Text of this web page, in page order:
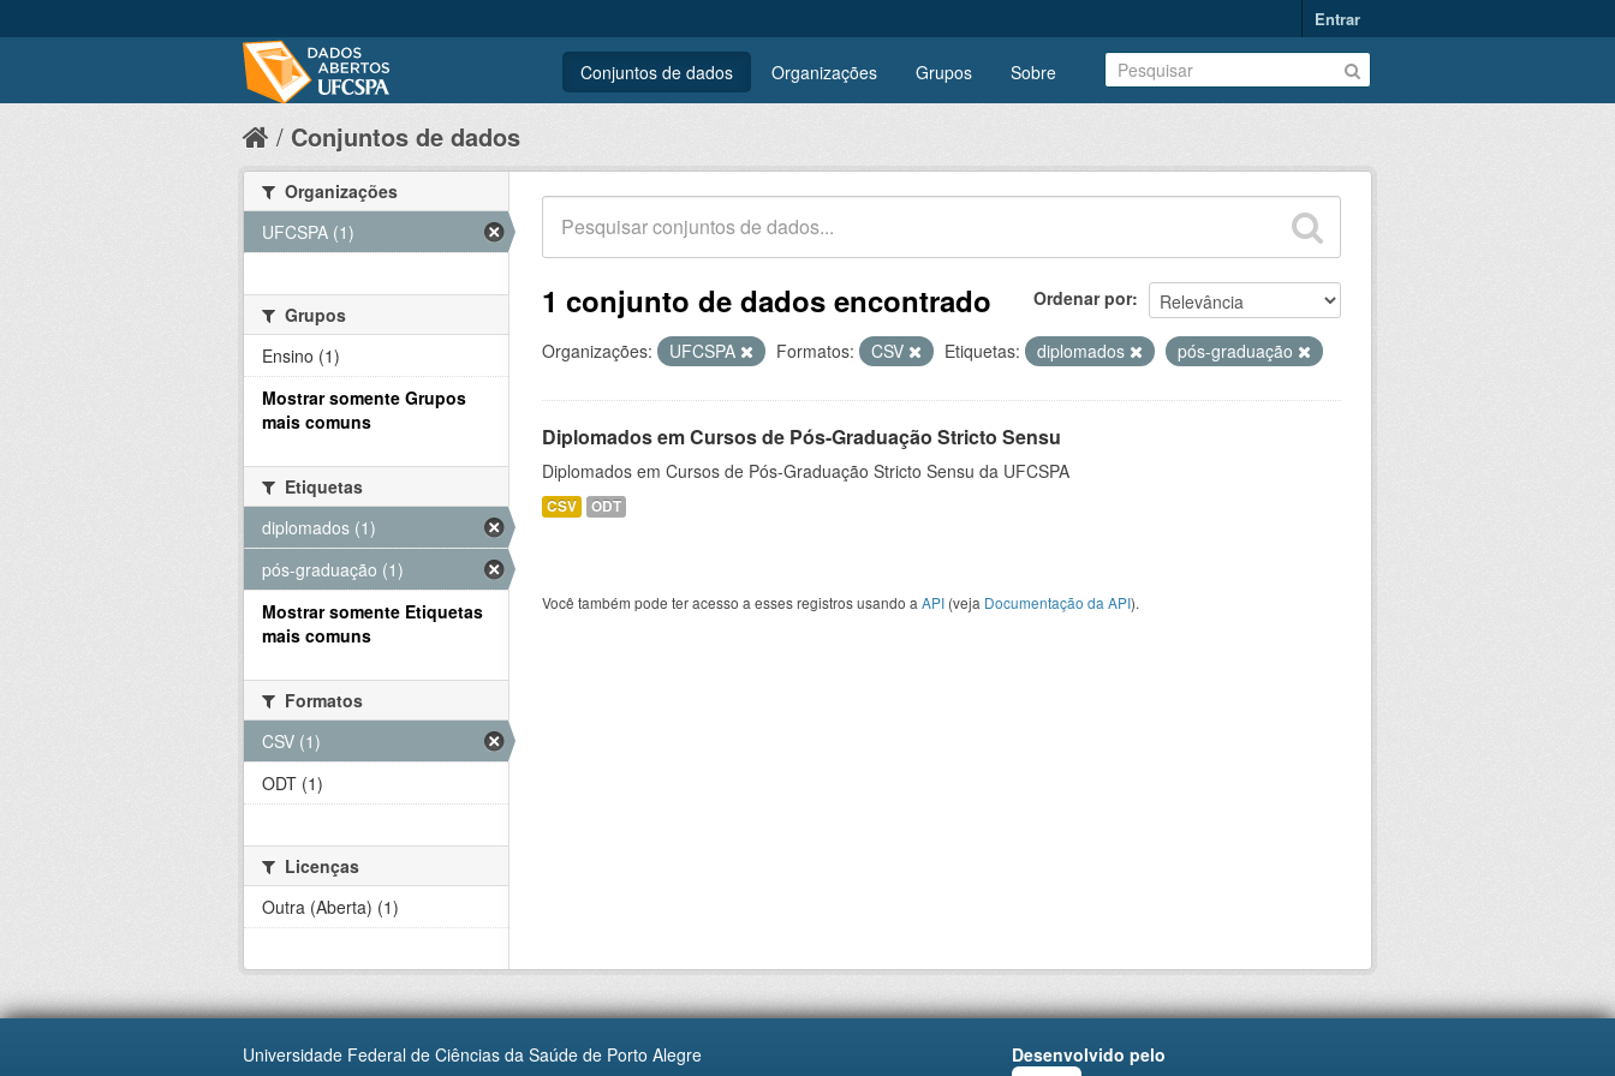
Entrar
Conjuntos de dados Organizações Grupos Sobre
Conjuntos de dados
Ordenar por
1 conjunto de dados encontrado
Organizações: UFCSPA Formatos: CSV Etiquetas: diplomados pós-graduação
Diplomados em Cursos de Pós-Graduação Stricto Sensu
Diplomados em Cursos de Pós-Graduação Stricto Sensu da UFCSPA
CSV ODT
Você também pode ter acesso a esses registros usando a API (veja Documentação da API).
Organizações
UFCSPA (1)
Grupos
Ensino (1)
Mostrar somente Grupos
mais comuns
Etiquetas
diplomados (1)
pós-graduação (1)
Mostrar somente Etiquetas
mais comuns
Formatos
CSV (1)
ODT (1)
Licenças
Outra (Aberta) (1)
Universidade Federal de Ciências da Saúde de Porto Alegre
Desenvolvido pelo